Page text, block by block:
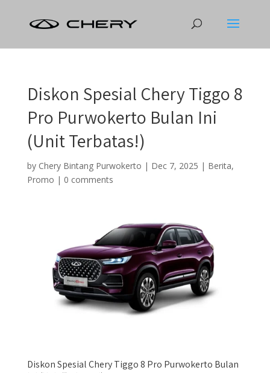
Diskon Spesial Chery Tiggo 8
Pro Purwokerto Bulan Ini
(Unit Terbatas!)
by Chery Bintang Purwokerto | Dec 7, 2025 | Berita,
Promo | 0 comments
Diskon Spesial Chery Tiggo 8 Pro Purwokerto Bulan